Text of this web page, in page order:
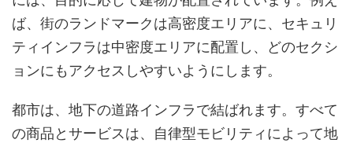
ば、街のランドマークは高密度エリアに、セキュリ
ティインフラは中密度エリアに配置し、どのセクシ
ョンにもアクセスしやすいようにします。
都市は、地下の道路インフラで結ばれます。すべて
の商品とサービスは、自律型モビリティによって地